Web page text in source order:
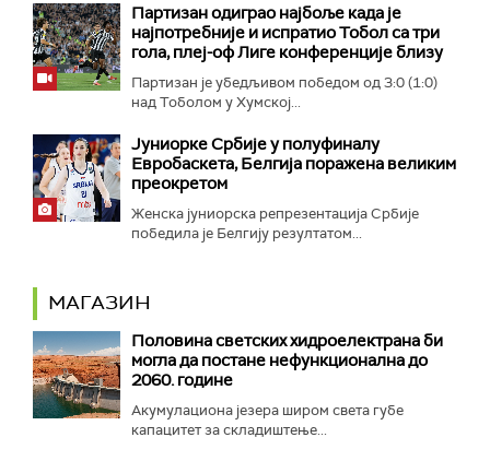
Партизан одиграо најбоље када је
најпотребније и испратио Тобол са три
гола, плеј-оф Лиге конференције близу
Партизан је убедљивом победом од 3:0 (1:0)
над Тоболом у Хумској...
Јуниорке Србије у полуфиналу
Евробаскета, Белгија поражена великим
преокретом
Женска јуниорска репрезентација Србије
победила је Белгију резултатом...
МАГАЗИН
Половина светских хидроелектрана би
могла да постане нефункционална до
2060. године
Акумулациона језера широм света губе
капацитет за складиштење...